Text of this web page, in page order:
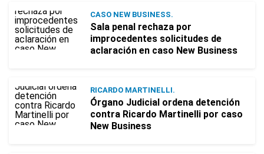
CASO NEW BUSINESS.
Sala penal rechaza por
improcedentes solicitudes de
aclaración en caso New Business
RICARDO MARTINELLI.
Órgano Judicial ordena detención
contra Ricardo Martinelli por caso
New Business